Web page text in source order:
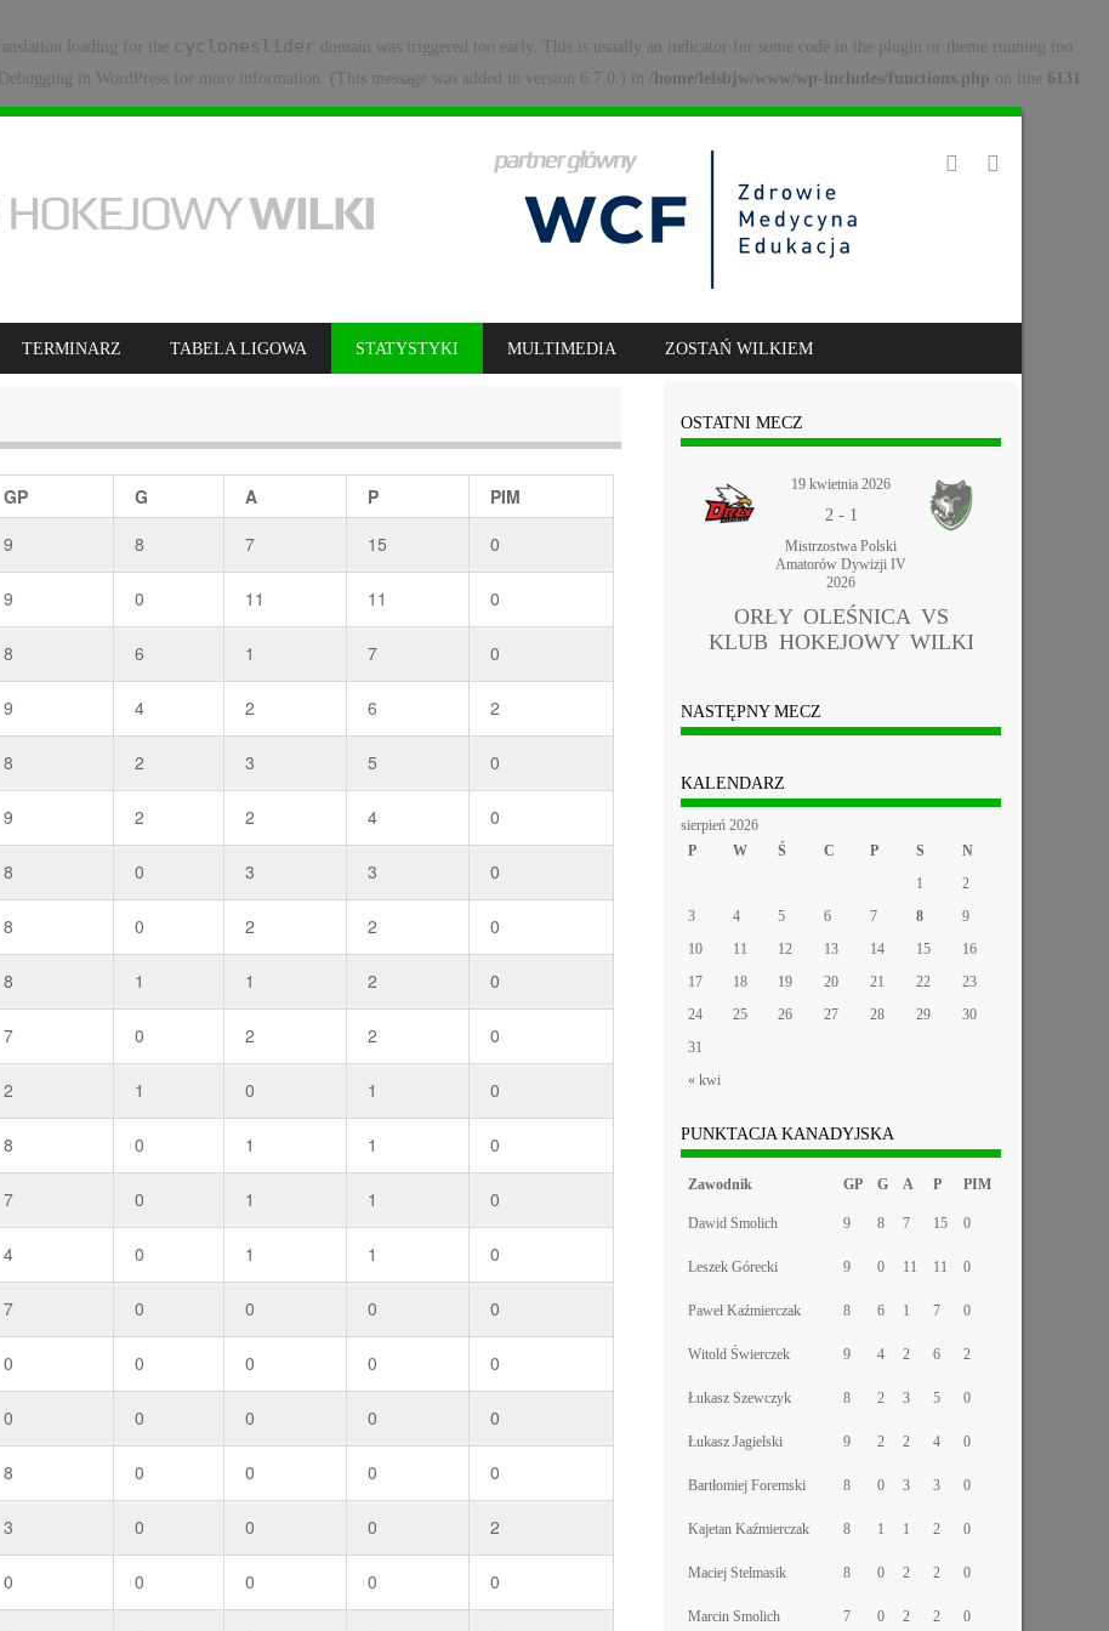
loading for the cycloneslider domain was triggered too early. This is usually an indicator for some code in the plugin or theme running too
Debugging in WordPress for more information. (This message was added in version 6.7.0.) in /home/lelsbjw/www/wp-includes/functions.php on line 6131
TERMINARZ TABELA LIGOWA STATYSTYKI MULTIMEDIA ZOSTAŃ WILKIEM
GP G A P PIM
9 8 7 15 0
9 0 11 11 0
8 6 1 7 0
9 4 2 6 2
8 2 3 5 0
9 2 2 4 0
8 0 3 3 0
8 0 2 2 0
8 1 1 2 0
7 0 2 2 0
2 1 0 1 0
8 0 1 1 0
7 0 1 1 0
4 0 1 1 0
7 0 0 0 0
0 0 0 0 0
0 0 0 0 0
8 0 0 0 0
3 0 0 0 2
0 0 0 0 0
OSTATNI MECZ
19 kwietnia 2026
2- 1
Mistrzostwa Polski
Amatorów Dywizji IV
2026
ORŁY OLEŚNICA VS
KLUB HOKEJOWY WILKI
NASTĘPNY MECZ
KALENDARZ
sierpień 2026
P
W Ś C P S N
« kwi
1
2
3
4 5 6 7 8
9
10
11 12 13 14 15
16
17
18 19 20 21 22
23
24
25 26 27 28 29
30
31
PUNKTACJA KANADYJSKA
Zawodnik GP G A P PIM
Dawid Smolich 9 8 7 15 0
Leszek Górecki 9 0 11 11 0
Paweł Kaźmierczak 8 6 1 7 0
Witold Świerczek 9 4 2 6 2
Łukasz Szewczyk 8 2 3 5 0
Łukasz Jagielski 9 2 2 4 0
Bartłomiej Foremski 8 0 3 3 0
Kajetan Kaźmierczak 8 1 1 2 0
Maciej Stelmasik 8 0 2 2 0
Marcin Smolich 7 0 2 2 0